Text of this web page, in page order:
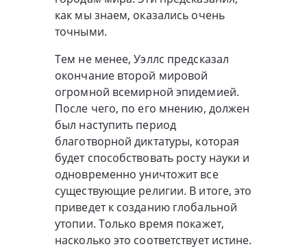
как мы знаем, оказались очень
точными.
Тем не менее, Уэллс предсказал
окончание второй мировой
огромной всемирной эпидемией.
После чего, по его мнению, должен
был наступить период
благотворной диктатуры, которая
будет способствовать росту науки и
одновременно уничтожит все
существующие религии. В итоге, это
приведет к созданию глобальной
утопии. Только время покажет,
насколько это соответствует истине.